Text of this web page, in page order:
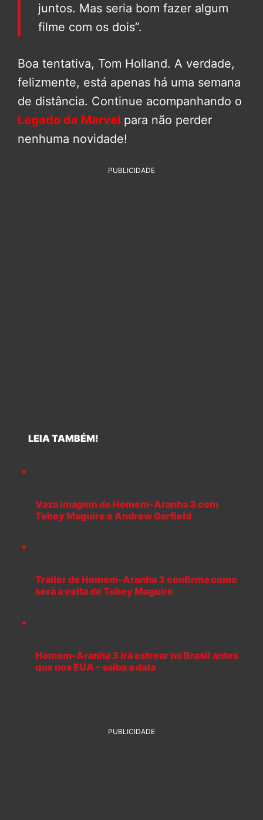
juntos. Mas seria bom fazer algum
filme com os dois”.
Boa tentativa, Tom Holland. A verdade,
felizmente, está apenas há uma semana
de distância. Continue acompanhando o
Legado da Marvel para não perder
nenhuma novidade!
PUBLICIDADE
LEIA TAMBÉM!
Vaza imagem de Homem-Aranha 3 com
Tobey Maguire e Andrew Garfield
Trailer de Homem-Aranha 3 confirma como
será a volta de Tobey Maguire
Homem-Aranha 3 irá estrear no Brasil antes
que nos EUA – saiba a data
PUBLICIDADE